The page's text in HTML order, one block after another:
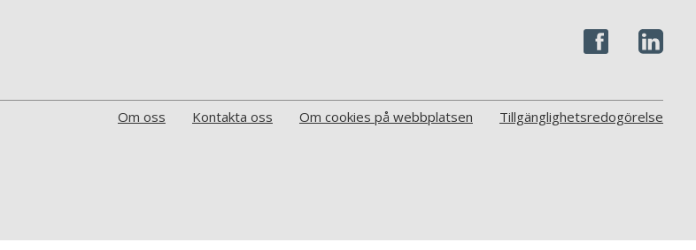
Om oss Kontakta oss Om cookies på webbplatsen Tillgänglighetsredogörelse